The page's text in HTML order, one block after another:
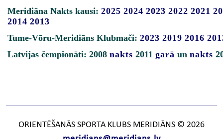
Meridiāna Nakts kausi: 2025 2024 2023 2022 2021
2014 2013
Tume-Vōru-Meridiāns Klubmači: 2023 2019 2016
Latvijas čempionāti: 2008 nakts 2011 garā un nakts
ORIENTĒŠANĀS SPORTA KLUBS MERIDIĀNS © 2026